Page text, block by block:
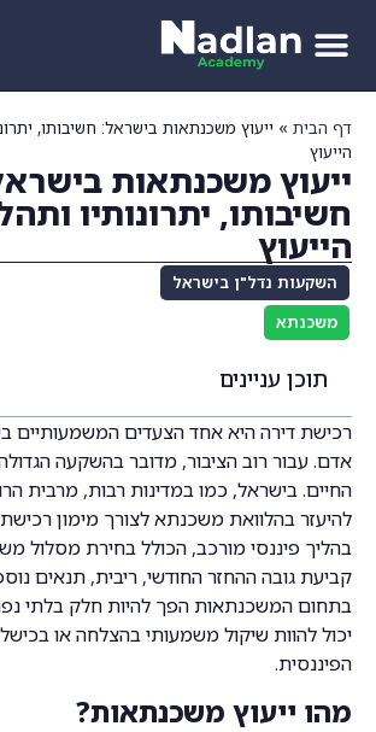
דף הבית » ייעוץ משכנתאות בישראל: חשיבותו,
הייעוץ
ייעוץ משכנתאות
חשיבותו, יתרונותיו
הייעוץ
השקעות נדל"ן בישראל
משכנתא
תוכן עניינים
רכישת דירה היא אחד הצעדים המשמעותיים
אדם. עבור רוב הציבור, מדובר בהשקעה
החיים. בישראל, כמו במדינות רבות, מרבית
להיעזר בהלוואת משכנתא לצורך מימון
בהליך פיננסי מורכב, הכולל בחירת מסלול
קביעת גובה ההחזר החודשי, ריבית, תנאים
בתחום המשכנתאות הפך להיות חלק בלתי
יכול להוות שיקול משמעותי בהצלחה או
הפיננסית.
מהו ייעוץ משכנתאות?